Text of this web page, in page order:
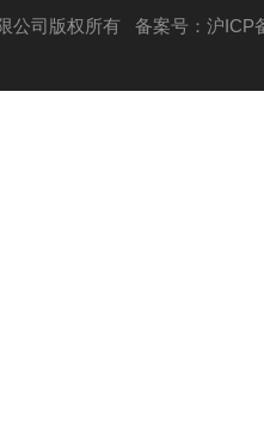
公司版权所有 备案号：沪ICP